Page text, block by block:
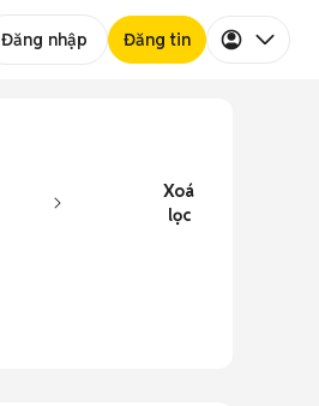
Đăng nhập Đăng tin
Xoá
lọc